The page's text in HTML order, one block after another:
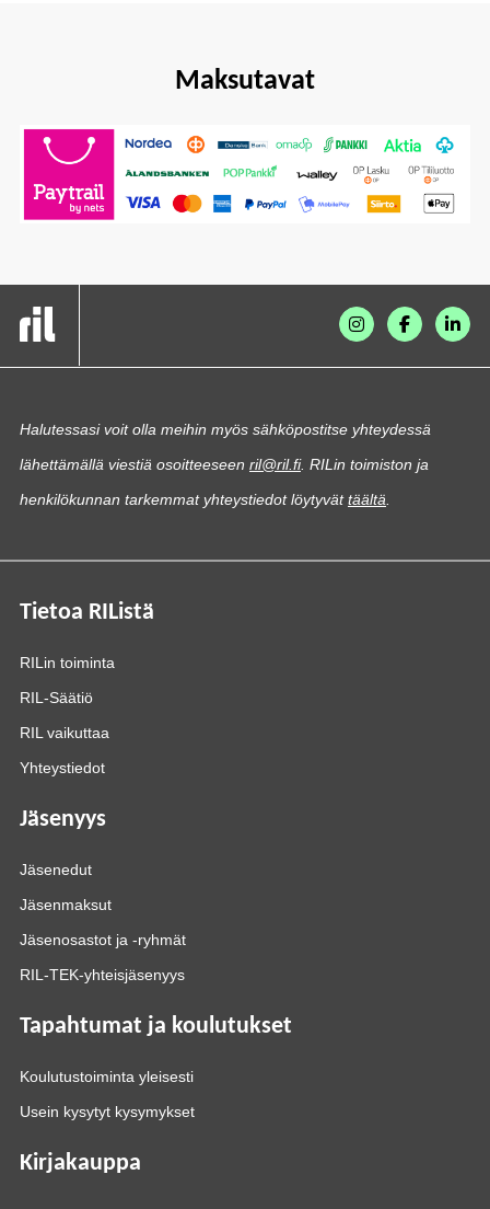
Maksutavat
Halutessasi voit olla meihin myös sähköpostitse yhteydessä
lähettämällä viestiä osoitteeseen ril@ril.fi. RILin toimiston ja
henkilökunnan tarkemmat yhteystiedot löytyvättäältä
Tietoa RIListä
RILin toiminta
RIL-Säätiö
RIL vaikuttaa
Yhteystiedot
Jäsenyys
Jäsenedut
Jäsenmaksut
Jäsenosastot ja -ryhmät
RIL-TEK-yhteisjäsenyys
Tapahtumat ja koulutukset
Koulutustoiminta yleisesti
Usein kysytyt kysymykset
Kirjakauppa